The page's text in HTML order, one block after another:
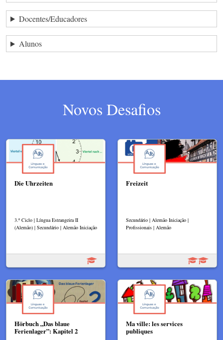
Docentes/Educadores
Alunos
Novos Desafios
Die Uhrzeiten
3.º Ciclo | Língua Estrangeira II
(Alemão) | Secundário | Alemão Iniciação
Freizeit
Secundário | Alemão Iniciação |
Profissionais | Alemão
Hörbuch „Das blaue
Ferienlager”: Kapitel 2
Ma ville: les services
publiques